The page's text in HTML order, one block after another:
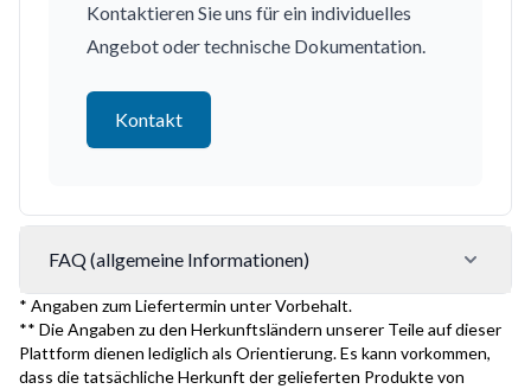
Kontaktieren Sie uns für ein individuelles
Angebot oder technische Dokumentation.
Kontakt
FAQ (allgemeine Informationen)
* Angaben zum Liefertermin unter Vorbehalt.
** Die Angaben zu den Herkunftsländern unserer Teile auf dieser
Plattform dienen lediglich als Orientierung. Es kann vorkommen,
dass die tatsächliche Herkunft der gelieferten Produkte von